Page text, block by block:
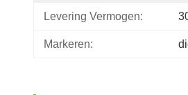
Levering Vermogen:
Markeren: